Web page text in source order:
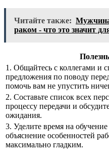
Читайте также:
раком - что это значит
1. Общайтесь с коллегами и
предложения по поводу
помочь вам не упустить
2. Составьте список всех
процессу передачи и
ожидания.
3. Уделите время на
объяснение особенностей
максимально гладким.